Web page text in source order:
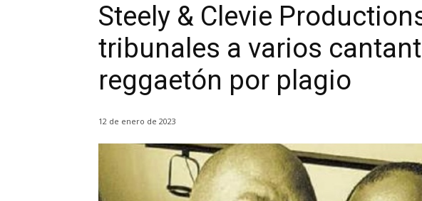
Steely & Clevie
tribunales a varios
reggaetón por plagio
12 de enero de 2023